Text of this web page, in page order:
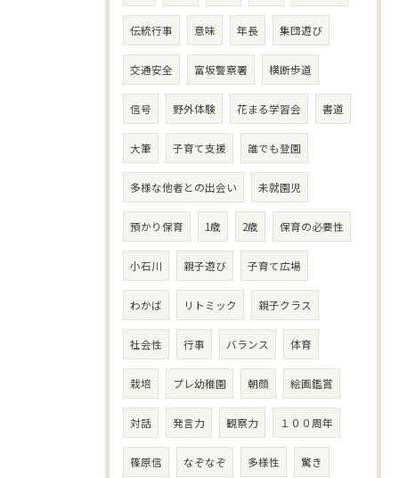
伝統行事 意味 年長 集団遊び
交通安全 富坂警察署 横断歩道
信号 野外体験 花まる学習会 書道
大筆 子育て支援 誰でも登園
多様な他者との出会い 未就園児
預かり保育 1歳 2歳 保育の必要性
小石川 親子遊び 子育て広場
わかば リトミック 親子クラス
社会性 行事 バランス 体育
栽培 プレ幼稚園 朝顔 絵画鑑賞
対話 発言力 観察力 １００周年
篠原信 なぞなぞ 多様性 驚き